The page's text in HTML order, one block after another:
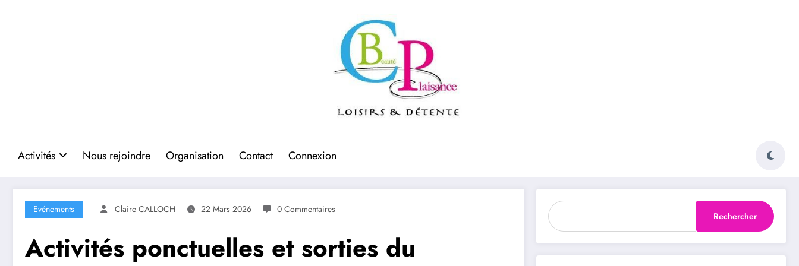
Activités Nous rejoindre Organisation Contact Connexion
Evénements Claire CALLOCH 22 Mars 2026 0 Commentaires
Activités ponctuelles et sorties du
Rechercher Rechercher